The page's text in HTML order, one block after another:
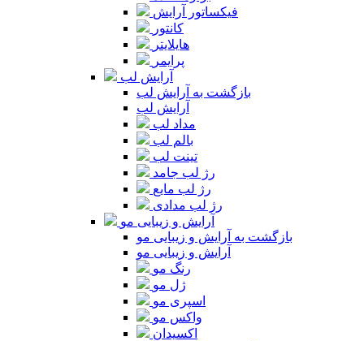
فیکساتور آرایش
کانتور
هایلایتر
پرایمر
آرایش لب
بازگشت به آرایش لب
آرایش لب
مداد لب
بالم لب
تینت لب
رژ لب جامد
رژ لب مایع
رژ لب مدادی
آرایش و زیبایی مو
بازگشت به آرایش و زیبایی مو
آرایش و زیبایی مو
رنگ مو
ژل مو
اسپری مو
واکس مو
اکسیدان